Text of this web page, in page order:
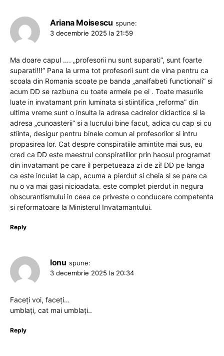
Ariana Moisescu spune:
3 decembrie 2025 la 21:59
Ma doare capul …. „profesorii nu sunt suparati”, sunt foarte
suparati!!!” Pana la urma tot profesorii sunt de vina pentru ca
scoala din Romania scoate pe banda „analfabeti functionali” si
acum DD se razbuna cu toate armele pe ei . Toate masurile
luate in invatamant prin luminata si stiintifica „reforma” din
ultima vreme sunt o insulta la adresa cadrelor didactice si la
adresa „cunoasterii” si a lucrului bine facut, adica cu cap si cu
stiinta, desigur pentru binele comun al profesorilor si intru
propasirea lor. Cat despre conspiratiile amintite mai sus, eu
cred ca DD este maestrul conspiratiilor prin haosul programat
din invatamant pe care il perpetueaza zi de zi! DD pe langa
ca este incuiat la cap, acuma a pierdut si cheia si se pare ca
nu o va mai gasi nicioadata. este complet pierdut in negura
obscurantismului in ceea ce priveste o conducere competenta
si reformatoare la Ministerul Invatamantului.
Reply
Ionu spune:
3 decembrie 2025 la 20:34
Faceți voi, faceți…
umblați, cat mai umblați..
Reply